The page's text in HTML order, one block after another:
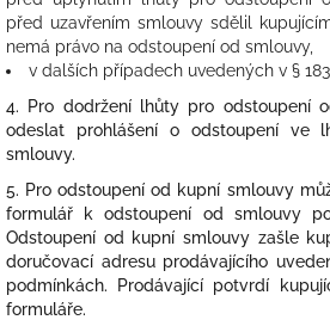
před uzavřením smlouvy sdělil
nemá právo na odstoupení od smlouvy,
v dalších případech uvedených v §
4. Pro dodržení lhůty pro odstoupení
odeslat prohlášení o odstoupení ve
smlouvy.
5. Pro odstoupení od kupní smlouvy
formulář k odstoupení od smlouvy
Odstoupení od kupní smlouvy zašle
doručovací adresu prodávajícího
podmínkách. Prodávající potvrdí
formuláře.